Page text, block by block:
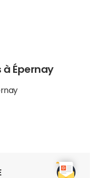
à Épernay